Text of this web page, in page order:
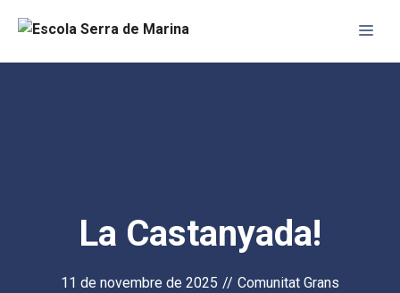
La Castanyada!
11 de novembre de 2025 // Comunitat Grans